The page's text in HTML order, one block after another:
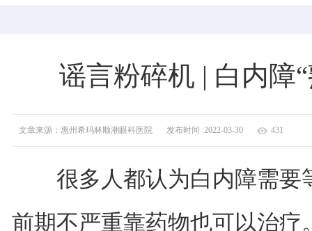
谣言粉碎机 | 白内障
文章来源：惠州希玛林顺潮眼科医院 发布时间 :2022-03-30 431
很多人都认为白内障需要
前期不严重靠药物也可以治疗